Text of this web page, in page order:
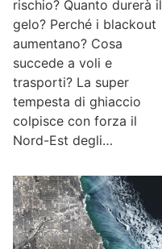
rischio? Quanto durerà il
gelo? Perché i blackout
aumentano? Cosa
succede a voli e
trasporti? La super
tempesta di ghiaccio
colpisce con forza il
Nord-Est degli…